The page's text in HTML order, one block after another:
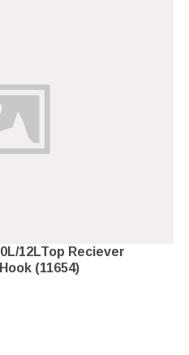
12LTop Reciever
(11654)